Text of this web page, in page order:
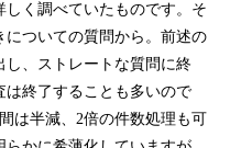
く調べていたものです。そ
ついての質問から。前述の
、ストレートな質問に終
終了することも多いので
は半減、2倍の件数処理も可